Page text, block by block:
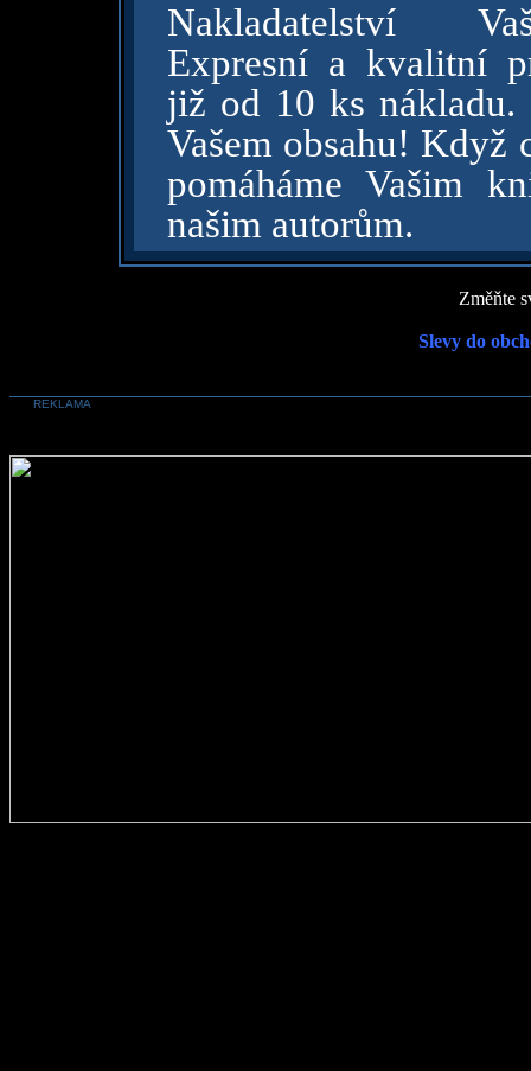
Nakladatelství
Expresní a kvalitní
již od 10 ks nákladu.
Vašem obsahu! Když
pomáháme Vašim
našim autorům.
Změňte
Slevy do
REKLAMA